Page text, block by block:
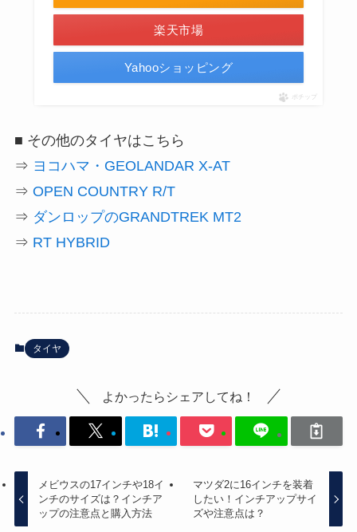
楽天市場
Yahooショッピング
ポチップ
■ その他のタイヤはこちら
⇒ ヨコハマ・GEOLANDAR X-AT
⇒ OPEN COUNTRY R/T
⇒ ダンロップのGRANDTREK MT2
⇒ RT HYBRID
タイヤ
よかったらシェアしてね！
メビウスの17インチや18イ
ンチのサイズは？インチア
ップの注意点と購入方法
マツダ2に16インチを装着
したい！インチアップサイ
ズや注意点は？